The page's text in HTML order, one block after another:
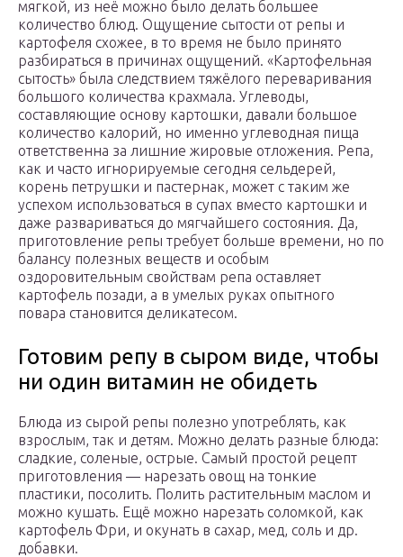
мягкой, из неё можно было делать большее
количество блюд. Ощущение сытости от репы и
картофеля схожее, в то время не было принято
разбираться в причинах ощущений. «Картофельная
сытость» была следствием тяжёлого переваривания
большого количества крахмала. Углеводы,
составляющие основу картошки, давали большое
количество калорий, но именно углеводная пища
ответственна за лишние жировые отложения. Репа,
как и часто игнорируемые сегодня сельдерей,
корень петрушки и пастернак, может с таким же
успехом использоваться в супах вместо картошки и
даже развариваться до мягчайшего состояния. Да,
приготовление репы требует больше времени, но по
балансу полезных веществ и особым
оздоровительным свойствам репа оставляет
картофель позади, а в умелых руках опытного
повара становится деликатесом.
Готовим репу в сыром виде, чтобы
ни один витамин не обидеть
Блюда из сырой репы полезно употреблять, как
взрослым, так и детям. Можно делать разные блюда:
сладкие, соленые, острые. Самый простой рецепт
приготовления — нарезать овощ на тонкие
пластики, посолить. Полить растительным маслом и
можно кушать. Ещё можно нарезать соломкой, как
картофель Фри, и окунать в сахар, мед, соль и др.
добавки.